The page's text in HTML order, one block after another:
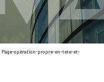
Page-opération-propre-en-tete-et-